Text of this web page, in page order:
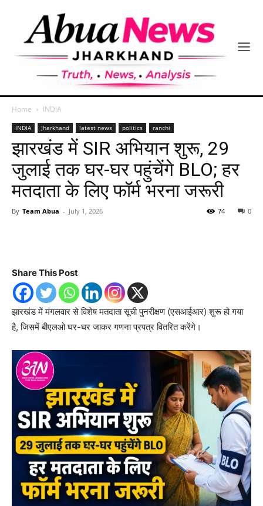
Home INDIA
INDIA Jharkhand latest news politics ranchi
झारखंड में SIR अभियान शुरू, 29
जुलाई तक घर-घर पहुंचेंगे BLO; हर
मतदाता के लिए फॉर्म भरना जरूरी
By Team Abua - July 1, 2026 0
74
Share This Post
झारखंड में मंगलवार से विशेष मतदाता सूची पुनरीक्षण (एसआईआर) शुरू हो गया
है, जिसमें बीएलओ घर-घर जाकर गणना प्रपत्र वितरित करेंगे।